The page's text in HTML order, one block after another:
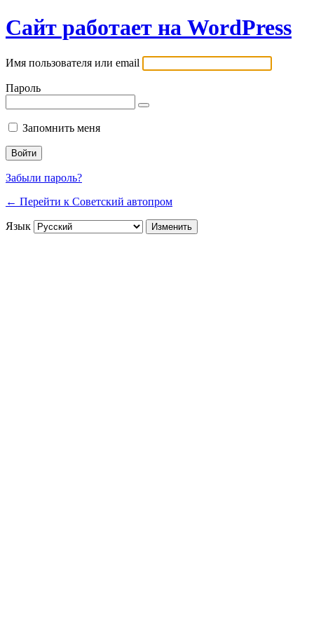
Сайт работает на WordPress
Имя пользователя или email
Пароль
Запомнить меня
Забыли пароль?
← Перейти к Советский автопром
Язык